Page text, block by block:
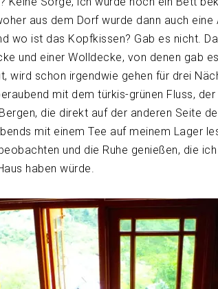
aus dem Dorf wurde dann auch eine
wo ist das Kopfkissen? Gab es nicht.
und einer Wolldecke, von denen gab
wird schon irgendwie gehen für drei
mit dem türkis-grünen Fluss,
die direkt auf der anderen Seite
mit einem Tee auf meinem Lager
und die Ruhe genießen, die
haben würde.